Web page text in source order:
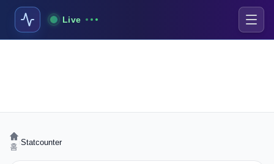
Live
홈 Statcounter